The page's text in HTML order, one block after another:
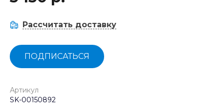
Рассчитать доставку
ПОДПИСАТЬСЯ
Артикул
SK-00150892